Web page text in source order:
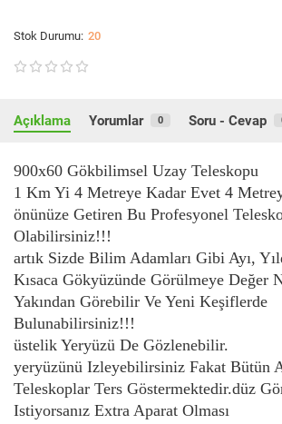
20
Açıklama Yorumlar 0 Soru - Cevap
900x60 Gökbilimsel Uzay Teleskopu
1 Km Yi 4 Metreye Kadar Evet 4
önünüze Getiren Bu Profesyonel
Olabilirsiniz!!!
artık Sizde Bilim Adamları Gibi Ayı,
Kısaca Gökyüzünde Görülmeye Değer
Yakından Görebilir Ve Yeni Keşiflerde
Bulunabilirsiniz!!!
üstelik Yeryüzü De Gözlenebilir.
yeryüzünü Izleyebilirsiniz Fakat Bütün
Teleskoplar Ters Göstermektedir.düz
Istiyorsanız Extra Aparat Olması